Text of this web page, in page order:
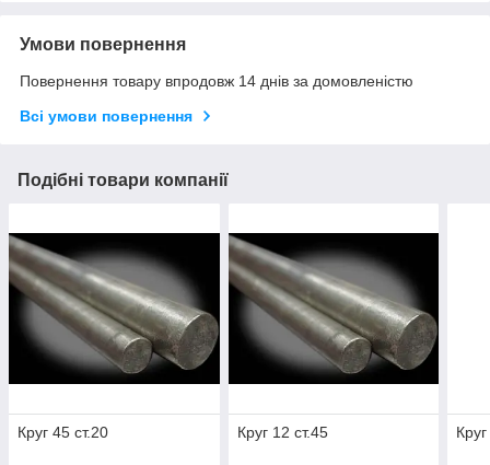
Умови повернення
Повернення товару впродовж 14 днів за домовленістю
Всі умови повернення
Подібні товари компанії
Круг 45 ст.20 Круг 12 ст.45